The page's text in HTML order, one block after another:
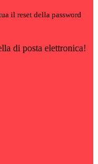
il reset della password
di posta elettronica!